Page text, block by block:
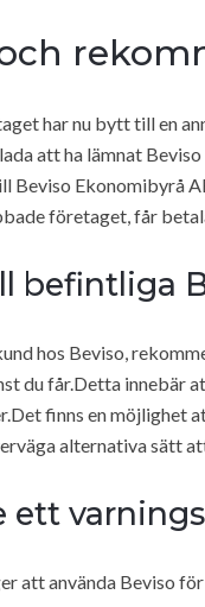
har nu bytt till en
att ha lämnat
Beviso Ekonomibyrå
företaget, får
befintliga
hos Beviso,
du får.Detta innebär
finns en möjlighet
alternativa sätt
ett
att använda Beviso